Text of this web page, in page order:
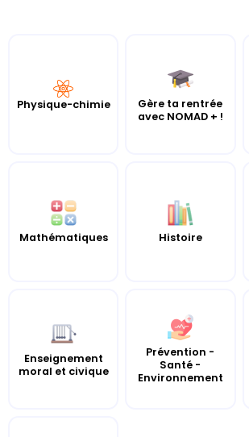
Physique-chimie
Gère ta rentrée
avec NOMAD + !
Mathématiques Histoire
Enseignement
moral et civique
Prévention -
Santé -
Environnement